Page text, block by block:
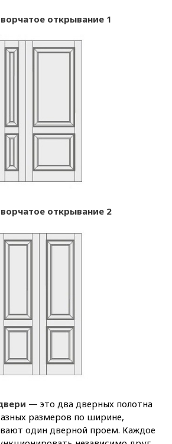
открывание 1
открывание 2
— это два дверных полотна
размеров по ширине,
один дверной проем. Каждое